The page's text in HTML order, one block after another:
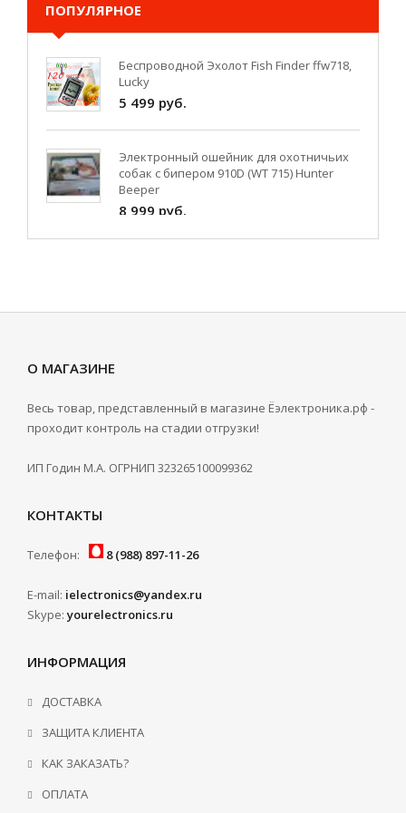
ПОПУЛЯРНОЕ
Lucky
5 499 руб.
собак с бипером 910D (WT 715) Hunter
Beeper
8 999 руб.
Кораблик для прикормки Tornado 3, 8
7 800 руб.
О МАГАЗИНЕ
Весь товар, представленный в магазине Ёэлектроника.рф -
проходит контроль на стадии отгрузки!
ИП Годин М.А. ОГРНИП 323265100099362
КОНТАКТЫ
Телефон: 8 (988) 897-11-26
E-mail: ielectronics@yandex.ru
Skype: yourelectronics.ru
ИНФОРМАЦИЯ
ДОСТАВКА
ЗАЩИТА КЛИЕНТА
КАК ЗАКАЗАТЬ?
ОПЛАТА